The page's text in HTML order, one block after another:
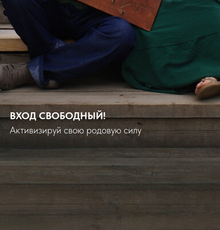
ВХОД СВОБОДНЫЙ!
Активизируй свою родовую силу